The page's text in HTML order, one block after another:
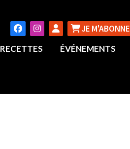
JE M'ABONNE
RECETTES ÉVÉNEMENTS